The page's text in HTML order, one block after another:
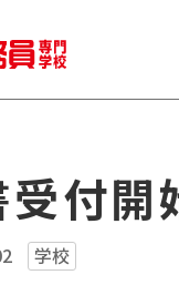
付開
学校